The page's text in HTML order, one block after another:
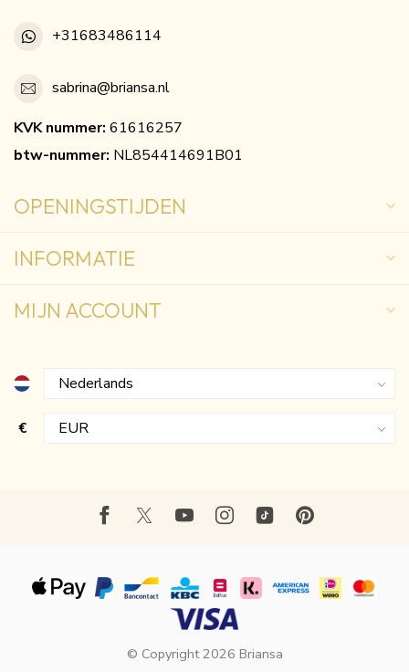
+31683486114
sabrina@briansa.nl
KVK nummer: 61616257
btw-nummer: NL854414691B01
OPENINGSTIJDEN
INFORMATIE
MIJN ACCOUNT
€
© Copyright 2026 Briansa